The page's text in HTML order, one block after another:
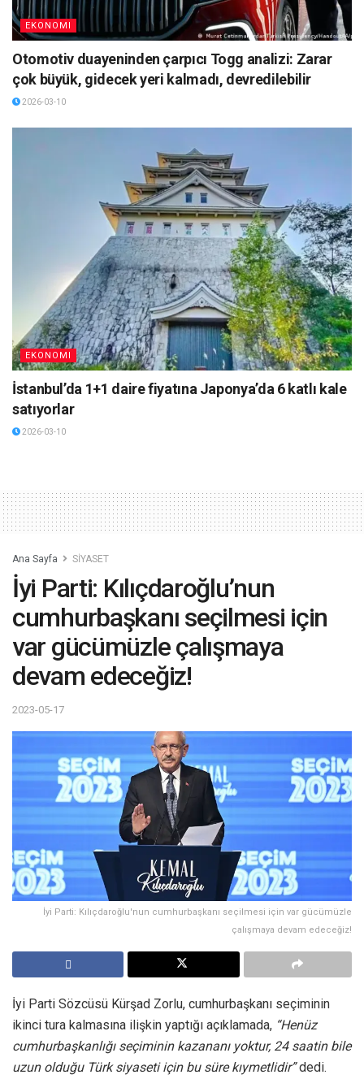
EKONOMI
Otomotiv duayeninden çarpıcı Togg analizi: Zarar
çok büyük, gidecek yeri kalmadı, devredilebilir
2026-03-10
EKONOMI
İstanbul’da 1+1 daire fiyatına Japonya’da 6 katlı kale
satıyorlar
2026-03-10
Ana Sayfa SİYASET
İyi Parti: Kılıçdaroğlu’nun
cumhurbaşkanı seçilmesi için
var gücümüzle çalışmaya
devam edeceğiz!
2023-05-17
İyi Parti: Kılıçdaroğlu'nun cumhurbaşkanı seçilmesi için var gücümüzle
çalışmaya devam edeceğiz!
İyi Parti Sözcüsü Kürşad Zorlu, cumhurbaşkanı seçiminin
ikinci tura kalmasına ilişkin yaptığı açıklamada, “Henüz
cumhurbaşkanlığı seçiminin kazananı yoktur, 24 saatin bile
uzun olduğu Türk siyaseti için bu süre kıymetlidir”dedi.